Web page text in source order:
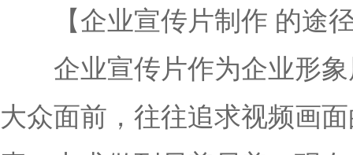
【企业宣传片制作 的途
企业宣传片作为企业形象
大众面前，往往追求视频画